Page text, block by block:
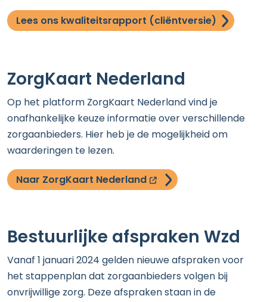
Lees ons kwaliteitsrapport (cliëntversie)
ZorgKaart Nederland
Op het platform ZorgKaart Nederland vind je
onafhankelijke keuze informatie over verschillende
zorgaanbieders. Hier heb je de mogelijkheid om
waarderingen te lezen.
Naar ZorgKaart Nederland opent nieuw scherm
Bestuurlijke afspraken Wzd
Vanaf 1 januari 2024 gelden nieuwe afspraken voor
het stappenplan dat zorgaanbieders volgen bij
onvrijwillige zorg. Deze afspraken staan in de